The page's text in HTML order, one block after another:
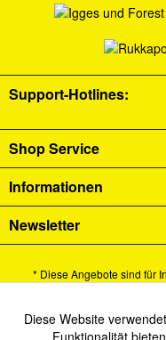
Support-Hotlines:
Shop Service
Informationen
Newsletter
* Diese Angebote sind für
Alle Preise verstehen sich
Funktionale
Diese Website
Funktionalität